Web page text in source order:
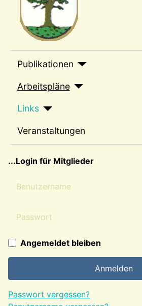
Publikationen
Arbeitspläne
Links
Veranstaltungen
...Login für Mitglieder
Benutzername
Angemeldet bleiben
Anmelden
Passwort vergessen?